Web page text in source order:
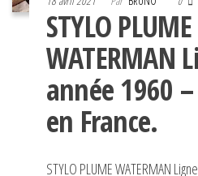
STYLO PLUME
WATERMAN
année 1960
en France.
STYLO PLUME WATERMAN